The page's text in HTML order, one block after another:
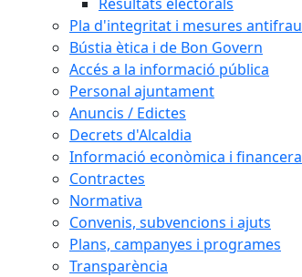
Pla d'integritat i mesures antifrau
Bústia ètica i de Bon Govern
Accés a la informació pública
Personal ajuntament
Anuncis / Edictes
Decrets d'Alcaldia
Informació econòmica i financera
Contractes
Normativa
Convenis, subvencions i ajuts
Plans, campanyes i programes
Transparència